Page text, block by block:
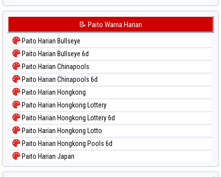
Paito Warna Japan 6d
Paito Warna Kuda Lari
Paito Warna Magnum Cambodia
Paito Warna Nagoya
Paito Warna New York Midday
Paito Warna North Carolina Day
Paito Warna Pcso
Paito Warna Pennsylvania Day
Paito Warna Sao Paulo
Paito Warna Singapore
Paito Warna Sydney
Paito Warna Sydney Lottery
📝 Paito Warna Harian
Paito Harian Bullseye
Paito Harian Bullseye 6d
Paito Harian Chinapools
Paito Harian Chinapools 6d
Paito Harian Hongkong
Paito Harian Hongkong Lottery
Paito Harian Hongkong Lottery 6d
Paito Harian Hongkong Lotto
Paito Harian Hongkong Pools 6d
Paito Harian Japan
Paito Harian Japan 6d